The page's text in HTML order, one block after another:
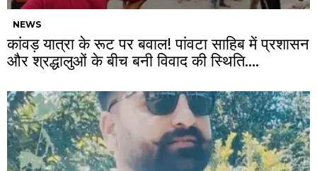
NEWS
कांवड़ यात्रा के रूट पर बवाल! पांवटा साहिब में प्रशासन
और श्रद्धालुओं के बीच बनी विवाद की स्थिति….